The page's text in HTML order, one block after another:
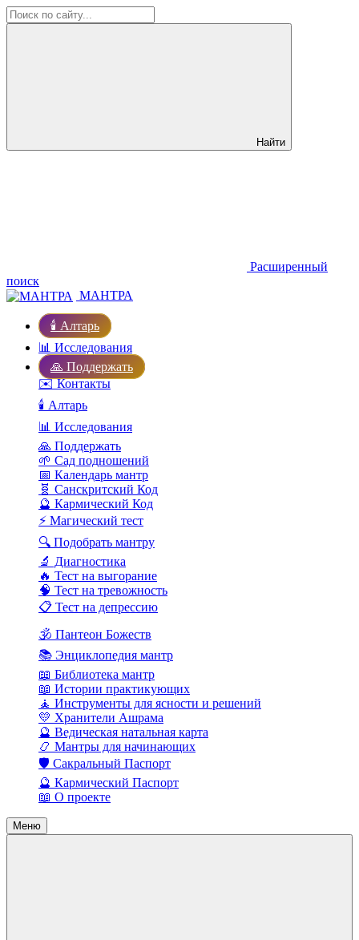
Найти
Расширенный
поиск
МАНТРА
🕯️ Алтарь
📊 Исследования
🙏 Поддержать
✉️ Контакты
🕯️ Алтарь
📊 Исследования
🙏 Поддержать
🌱 Сад подношений
📅 Календарь мантр
🧬 Санскритский Код
🔮 Кармический Код
⚡ Магический тест
🔍 Подобрать мантру
🔬 Диагностика
🔥 Тест на выгорание
🧠 Тест на тревожность
📋 Тест на депрессию
🕉️ Пантеон Божеств
📚 Энциклопедия мантр
📖 Библиотека мантр
📖 Истории практикующих
🧘 Инструменты для ясности и решений
💛 Хранители Ашрама
🔮 Ведическая натальная карта
📿 Мантры для начинающих
🛡️ Сакральный Паспорт
🔮 Кармический Паспорт
📖 О проекте
Меню